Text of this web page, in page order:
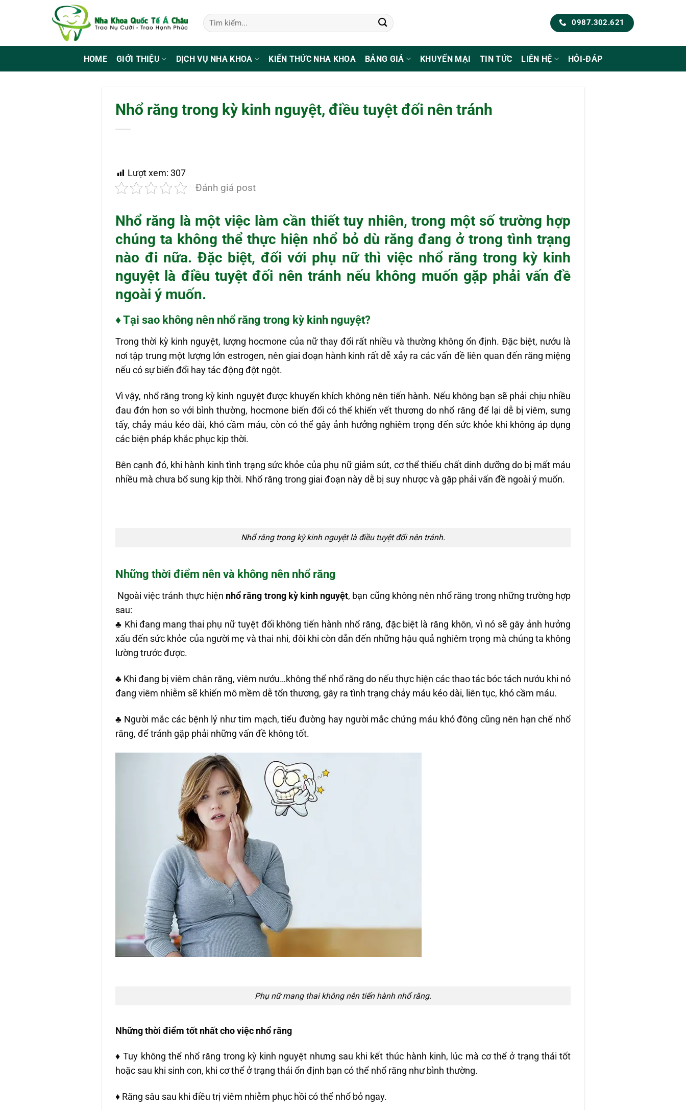
0987.302.621
HOME GIỚI THIỆU DỊCH VỤ NHA KHOA KIẾN THỨC NHA KHOA BẢNG GIÁ KHUYẾN MẠI TIN TỨC LIÊN HỆ HỎI-ĐÁP
Nhổ răng trong kỳ kinh nguyệt, điều tuyệt đối nên tránh
Lượt xem: 307
Đánh giá post
Nhổ răng là một việc làm cần thiết tuy nhiên, trong một số trường hợp
chúng ta không thể thực hiện nhổ bỏ dù răng đang ở trong tình trạng
nào đi nữa. Đặc biệt, đối với phụ nữ thì việc nhổ răng trong kỳ kinh
nguyệtlà điều tuyệt đối nên tránh nếu không muốn gặp phải vấn đề
ngoài ý muốn.
♦ Tại sao không nên nhổ răng trong kỳ kinh nguyệt?
Trong thời kỳ kinh nguyệt, lượng hocmone của nữ thay đổi rất nhiều và thường không ổn định. Đặc biệt, nướu là
nơi tập trung một lượng lớn estrogen, nên giai đoạn hành kinh rất dễ xảy ra các vấn đề liên quan đến răng miệng
nếu có sự biến đổi hay tác động đột ngột.
Vì vậy, nhổ răng trong kỳ kinh nguyệt được khuyến khích không nên tiến hành. Nếu không bạn sẽ phải chịu nhiều
đau đớn hơn so với bình thường, hocmone biến đổi có thể khiến vết thương do nhổ răng để lại dễ bị viêm, sưng
tấy, chảy máu kéo dài, khó cầm máu, còn có thể gây ảnh hưởng nghiêm trọng đến sức khỏe khi không áp dụng
các biện pháp khắc phục kịp thời.
Bên cạnh đó, khi hành kinh tình trạng sức khỏe của phụ nữ giảm sút, cơ thể thiếu chất dinh dưỡng do bị mất máu
nhiều mà chưa bổ sung kịp thời. Nhổ răng trong giai đoạn này dễ bị suy nhược và gặp phải vấn đề ngoài ý muốn.
Nhổ răng trong kỳ kinh nguyệt là điều tuyệt đối nên tránh.
Những thời điểm nên và không nên nhổ răng
Ngoài việc tránh thực hiện nhổ răng trong kỳ kinh nguyệt, bạn cũng không nên nhổ răng trong những trường hợp
sau:
♣ Khi đang mang thai phụ nữ tuyệt đối không tiến hành nhổ răng, đặc biệt là răng khôn, vì nó sẽ gây ảnh hưởng
xấu đến sức khỏe của người mẹ và thai nhi, đôi khi còn dẫn đến những hậu quả nghiêm trọng mà chúng ta không
lường trước được.
♣ Khi đang bị viêm chân răng, viêm nướu…không thể nhổ răng do nếu thực hiện các thao tác bóc tách nướu khi nó
đang viêm nhiễm sẽ khiến mô mềm dễ tổn thương, gây ra tình trạng chảy máu kéo dài, liên tục, khó cầm máu.
♣ Người mắc các bệnh lý như tim mạch, tiểu đường hay người mắc chứng máu khó đông cũng nên hạn chế nhổ
răng, để tránh gặp phải những vấn đề không tốt.
Phụ nữ mang thai không nên tiến hành nhổ răng.
Những thời điểm tốt nhất cho việc nhổ răng
♦ Tuy không thể nhổ răng trong kỳ kinh nguyệt nhưng sau khi kết thúc hành kinh, lúc mà cơ thể ở trạng thái tốt
hoặc sau khi sinh con, khi cơ thể ở trạng thái ổn định bạn có thể nhổ răng như bình thường.
♦ Răng sâu sau khi điều trị viêm nhiễm phục hồi có thể nhổ bỏ ngay.